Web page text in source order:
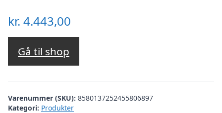
kr. 4.443,00
Gå til shop
Varenummer (SKU): 8580137252455806897
Kategori: Produkter